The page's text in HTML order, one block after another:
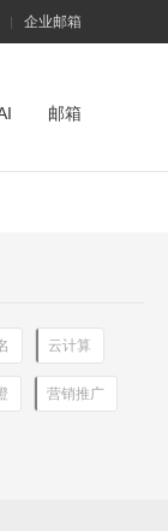
| 企业邮箱
邮箱
云计算
营销推广